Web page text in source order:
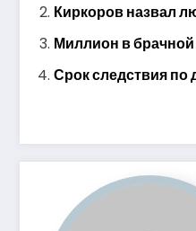
Киркоров назвал
Миллион в брачной
Срок следствия по